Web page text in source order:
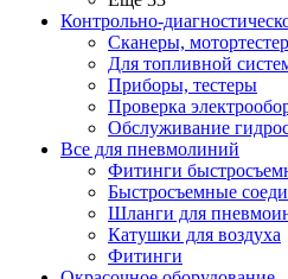
Контрольно-
Сканеры,
Для топливной
Приборы, тестеры
Проверка
Обслуживание
Все для пневмолиний
Фитинги
Быстросъемные
Шланги для
Катушки для воздуха
Фитинги